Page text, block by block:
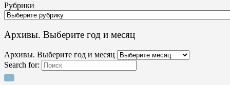
Рубрики
Архивы. Выберите год и месяц
Архивы. Выберите год и месяц
Search for: